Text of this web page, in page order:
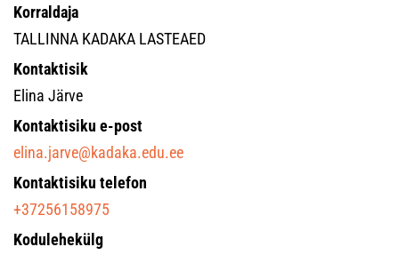
Korraldaja
TALLINNA KADAKA LASTEAED
Kontaktisik
Elina Järve
Kontaktisiku e-post
elina.jarve@kadaka.edu.ee
Kontaktisiku telefon
+37256158975
Kodulehekülg